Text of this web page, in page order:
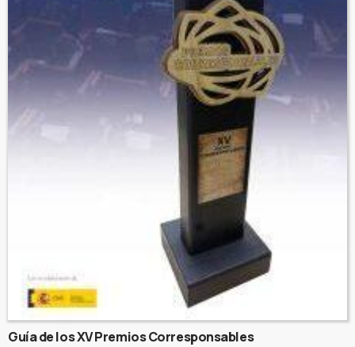
Guía de los XV Premios Corresponsables